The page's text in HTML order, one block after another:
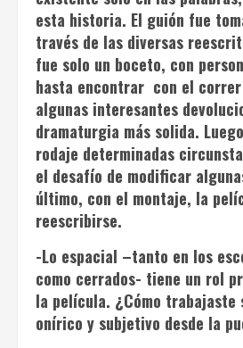
esta historia. El guión fue
través de las diversas
fue solo un boceto, con
hasta encontrar con el correr
algunas interesantes
dramaturgia más solida.
rodaje determinadas
el desafío de modificar
último, con el montaje, la
reescribirse.
-Lo espacial –tanto en los
como cerrados- tiene un rol
la película. ¿Cómo trabajaste
onírico y subjetivo desde la